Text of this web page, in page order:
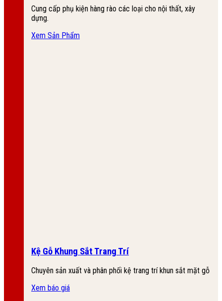
Cung cấp phụ kiện hàng rào các loại cho nội thất, xây
dựng.
Xem Sản Phẩm
Kệ Gỗ Khung Sắt Trang Trí
Chuyên sản xuất và phân phối kệ trang trí khun sắt mặt gỗ
Xem báo giá